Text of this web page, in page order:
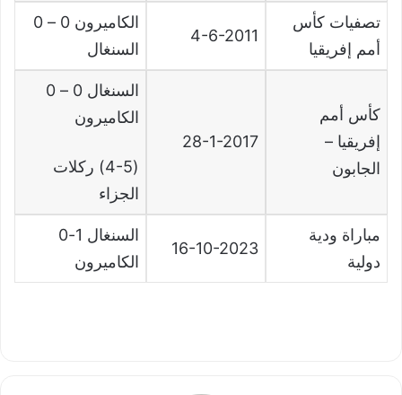
تصفيات كأس
أمم إفريقيا
4-6-2011
الكاميرون 0 – 0
السنغال
كأس أمم
إفريقيا –
الجابون
28-1-2017
السنغال 0 – 0
الكاميرون
(4-5) ركلات
الجزاء
مباراة ودية
دولية
16-10-2023
السنغال 1-0
الكاميرون